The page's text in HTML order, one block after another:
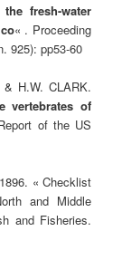
fresh-water
« . Proceeding
925): pp53-60
H.W. CLARK.
vertebrates of
of the US
« Checklist
and Middle
and Fisheries.